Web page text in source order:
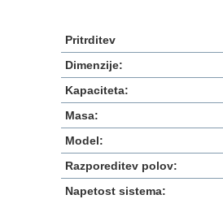
Pritrditev
Dimenzije:
Kapaciteta:
Masa:
Model:
Razporeditev polov:
Napetost sistema: